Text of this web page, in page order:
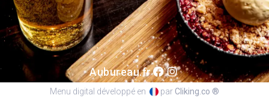
Aubureau.fr
Menu digital développé en par Cliking.co ®